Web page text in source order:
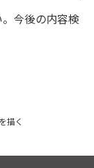
今後の内容検
描く